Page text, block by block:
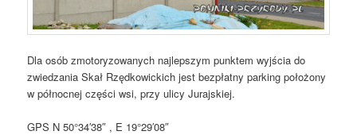
Dla osób zmotoryzowanych najlepszym punktem wyjścia do
zwiedzania Skał Rzędkowickich jest bezpłatny parking położony
w północnej części wsi, przy ulicy Jurajskiej.
GPS N 50°34′38″ , E 19°29′08″